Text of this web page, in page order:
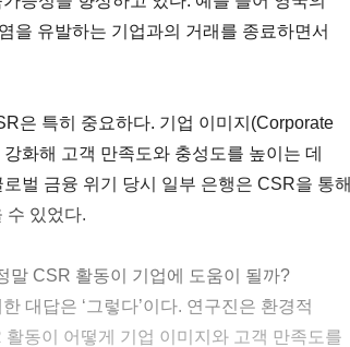
을 유발하는 기업과의 거래를 종료하면서
은 특히 중요하다. 기업 이미지(Corporate
화해 고객 만족도와 충성도를 높이는 데
벌 금융 위기 당시 일부 은행은 CSR을 통해
수 있었다.
말 CSR 활동이 기업에 도움이 될까?
대답은 ‘그렇다’이다. 연구진은 환경적
동이 어떻게 기업 이미지와 고객 만족도를